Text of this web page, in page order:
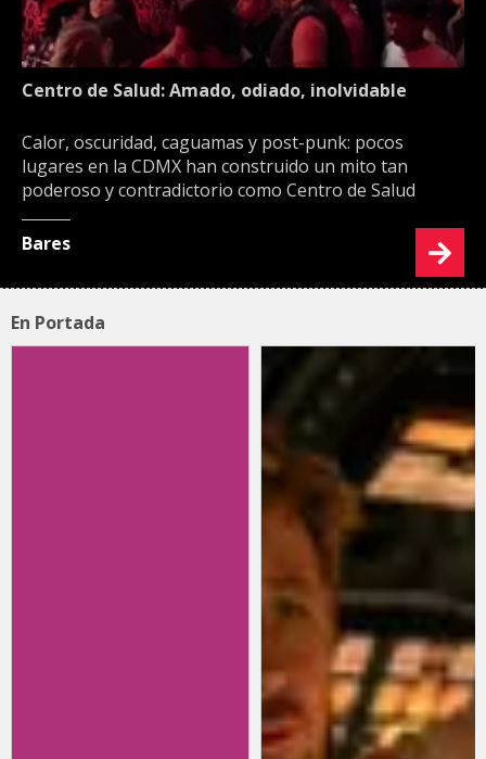
Centro de Salud: Amado, odiado, inolvidable
Calor, oscuridad, caguamas y post-punk: pocos
lugares en la CDMX han construido un mito tan
poderoso y contradictorio como Centro de Salud
Bares
En Portada